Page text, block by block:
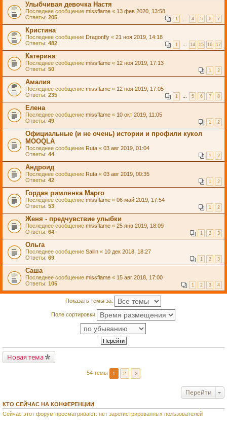
Улыбчивая девочка Настя
Последнее сообщение missflame « 13 фев 2020, 13:58
Ответы: 205 1 … 4 5 6 7
Кристина
Последнее сообщение Dragonfly « 21 ноя 2019, 14:18
Ответы: 482 1 … 14 15 16 17
Катерина
Последнее сообщение missflame « 12 ноя 2019, 17:13
Ответы: 50 1 2
Амалия
Последнее сообщение missflame « 12 ноя 2019, 17:05
Ответы: 235 1 … 5 6 7 8
Елена
Последнее сообщение missflame « 10 окт 2019, 11:05
Ответы: 49 1 2
Официальные (и не очень) истории и профили кукол
MOOQLA
Последнее сообщение Ruta « 03 авг 2019, 01:04
Ответы: 44 1 2
Андроид
Последнее сообщение Ruta « 03 авг 2019, 00:35
Ответы: 42 1 2
Гордая римлянка Марго
Последнее сообщение missflame « 06 май 2019, 17:54
Ответы: 53 1 2
Женя - предчувствие улыбки
Последнее сообщение missflame « 25 янв 2019, 18:09
Ответы: 64 1 2 3
Ольга
Последнее сообщение Sallin « 10 дек 2018, 18:27
Ответы: 69 1 2 3
Саша
Последнее сообщение missflame « 15 авг 2018, 17:00
Ответы: 105 1 2 3 4
Показать темы за:
Поле сортировки
Новая тема
54 темы 1 2
Перейти
КТО СЕЙЧАС НА КОНФЕРЕНЦИИ
Сейчас этот форум просматривают: нет зарегистрированных пользователей